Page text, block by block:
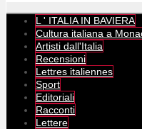
L ' ITALIA IN BAVIERA
Cultura italiana a
Artisti dall'Italia
Recensioni
Lettres italiennes
Sport
Editoriali
Racconti
Lettere